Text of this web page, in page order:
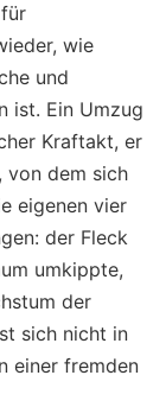
wie
und
ist. Ein Umzug
Kraftakt, er
von dem sich
eigenen vier
der Fleck
umkippte,
der
sich nicht in
einer fremden